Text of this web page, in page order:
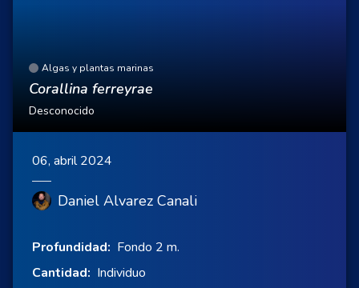
Algas y plantas marinas
Corallina ferreyrae
Desconocido
06, abril 2024
Daniel Alvarez Canali
Profundidad: Fondo 2 m.
Cantidad: Individuo